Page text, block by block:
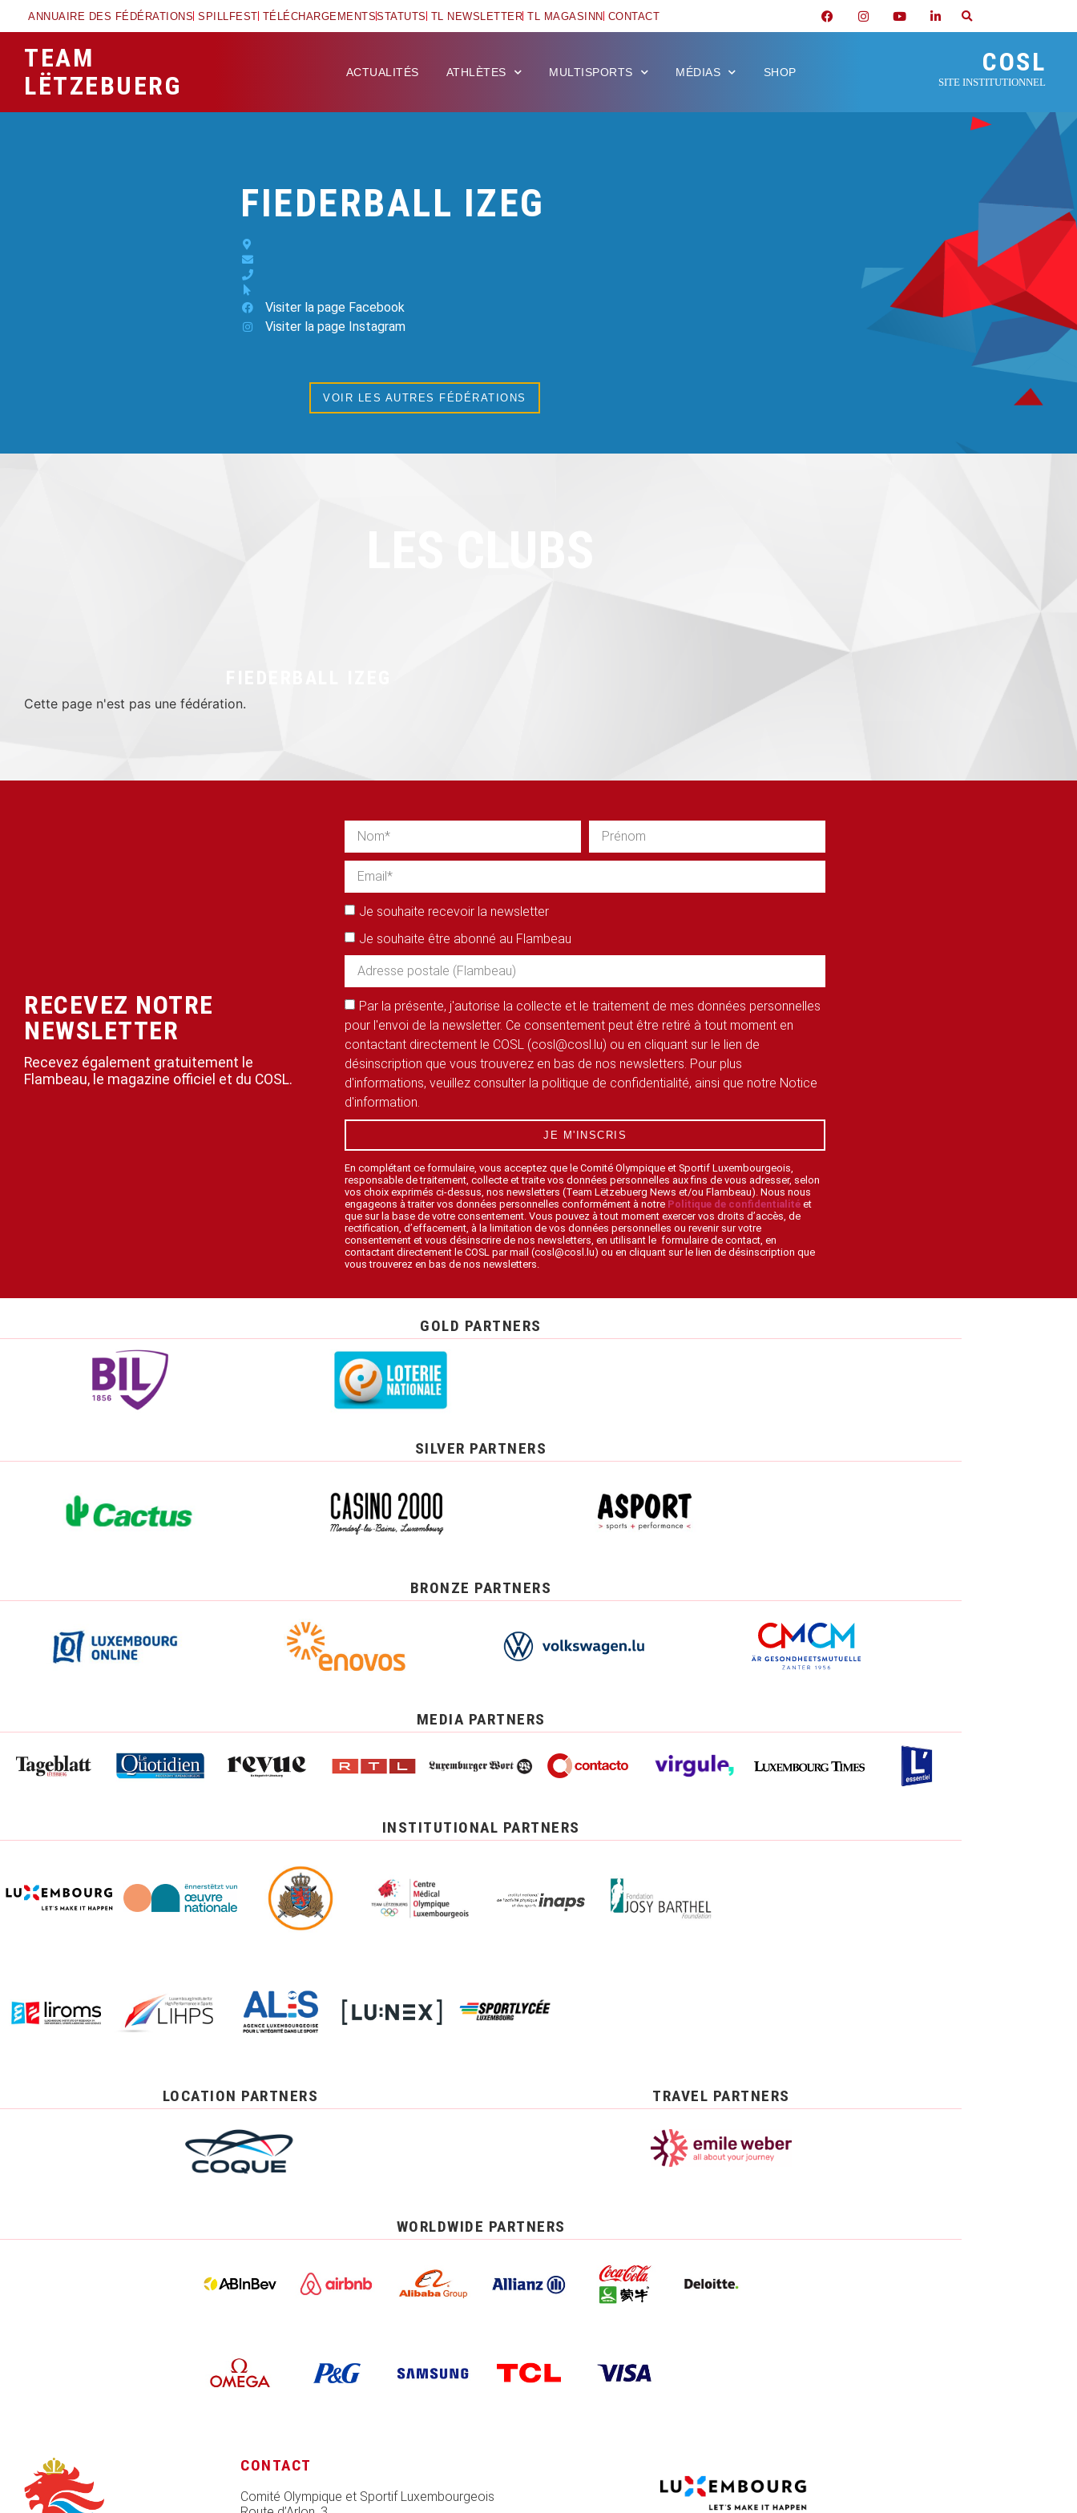
ANNUAIRE DES FÉDÉRATIONS SPILLFEST TÉLÉCHARGEMENTSSTATUTS TL NEWSLETTER TL MAGASINN CONTACT
TEAM
LËTZEBUERG
ACTUALITÉS ATHLÈTES MULTISPORTS MÉDIAS SHOP COSL
SITE INSTITUTIONNEL
FIEDERBALL IZEG
Visiter la page Facebook
Visiter la page Instagram
VOIR LES AUTRES FÉDÉRATIONS
Cette page n'est pas une fédération.
RECEVEZ NOTRE
NEWSLETTER
Recevez également gratuitement le
Flambeau, le magazine officiel et du COSL.
Je souhaite recevoir la newsletter
Je souhaite être abonné au Flambeau
Par la présente, j'autorise la collecte et le traitement de mes données personnelles
pour l'envoi de la newsletter. Ce consentement peut être retiré à tout moment en
contactant directement le COSL (cosl@cosl.lu) ou en cliquant sur le lien de
désinscription que vous trouverez en bas de nos newsletters. Pour plus
d'informations, veuillez consulter la politique de confidentialité, ainsi que notre Notice
d'information.
JE M'INSCRIS
En complétant ce formulaire, vous acceptez que le Comité Olympique et Sportif Luxembourgeois,
responsable de traitement, collecte et traite vos données personnelles aux fins de vous adresser, selon
vos choix exprimés ci-dessus, nos newsletters (Team Lëtzebuerg News et/ou Flambeau). Nous nous
engageons à traiter vos données personnelles conformément à notre Politique de confidentialité et
que sur la base de votre consentement. Vous pouvez à tout moment exercer vos droits d’accès, de
rectification, d’effacement, à la limitation de vos données personnelles ou revenir sur votre
consentement et vous désinscrire de nos newsletters, en utilisant le formulaire de contact, en
contactant directement le COSL par mail (cosl@cosl.lu) ou en cliquant sur le lien de désinscription que
vous trouverez en bas de nos newsletters.
GOLD PARTNERS
SILVER PARTNERS
BRONZE PARTNERS
MEDIA PARTNERS
INSTITUTIONAL PARTNERS
LOCATION PARTNERS TRAVEL PARTNERS
WORLDWIDE PARTNERS
CONTACT
Comité Olympique et Sportif Luxembourgeois